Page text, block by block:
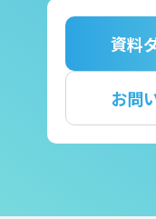
資料
お問